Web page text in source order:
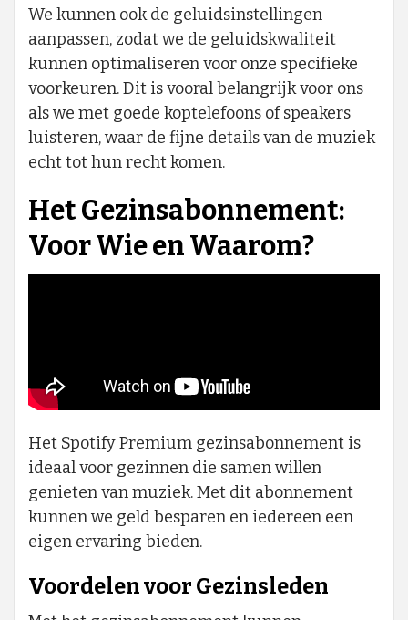
We kunnen ook de geluidsinstellingen
aanpassen, zodat we de geluidskwaliteit
kunnen optimaliseren voor onze specifieke
voorkeuren. Dit is vooral belangrijk voor ons
als we met goede koptelefoons of speakers
luisteren, waar de fijne details van de muziek
echt tot hun recht komen.
Het Gezinsabonnement:
Voor Wie en Waarom?
Het Spotify Premium gezinsabonnement is
ideaal voor gezinnen die samen willen
genieten van muziek. Met dit abonnement
kunnen we geld besparen en iedereen een
eigen ervaring bieden.
Voordelen voor Gezinsleden